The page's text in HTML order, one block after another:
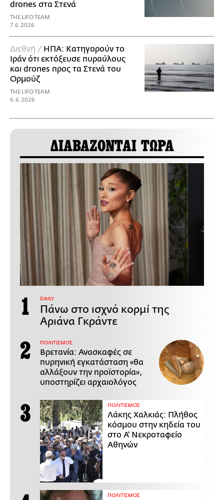
drones στα Στενά
THE LIFO TEAM
7.6.2026
Διεθνή / ΗΠΑ: Κατηγορούν το
Ιράν ότι εκτόξευσε πυραύλους
και drones προς τα Στενά του
Ορμούζ
THE LIFO TEAM
6.6.2026
ΔΙΑΒΑΖΟΝΤΑΙ ΤΩΡΑ
DAILY
Πάνω στο ισχνό κορμί της
Αριάνα Γκράντε
ΠΟΛΙΤΙΣΜΟΣ
Βρετανία: Ανασκαφές σε
πυρηνική εγκατάσταση «θα
αλλάξουν την προϊστορία»,
υποστηρίζει αρχαιολόγος
ΠΟΛΙΤΙΣΜΟΣ
Λάκης Χαλκιάς: Πλήθος
κόσμου στην κηδεία του
στο Α' Νεκροταφείο
Αθηνών
ΠΟΛΙΤΙΣΜΟΣ